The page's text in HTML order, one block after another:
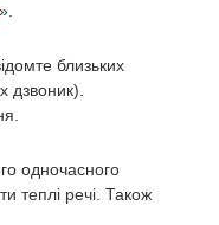
близьких
дзвоник).
одночасного
теплі речі. Також